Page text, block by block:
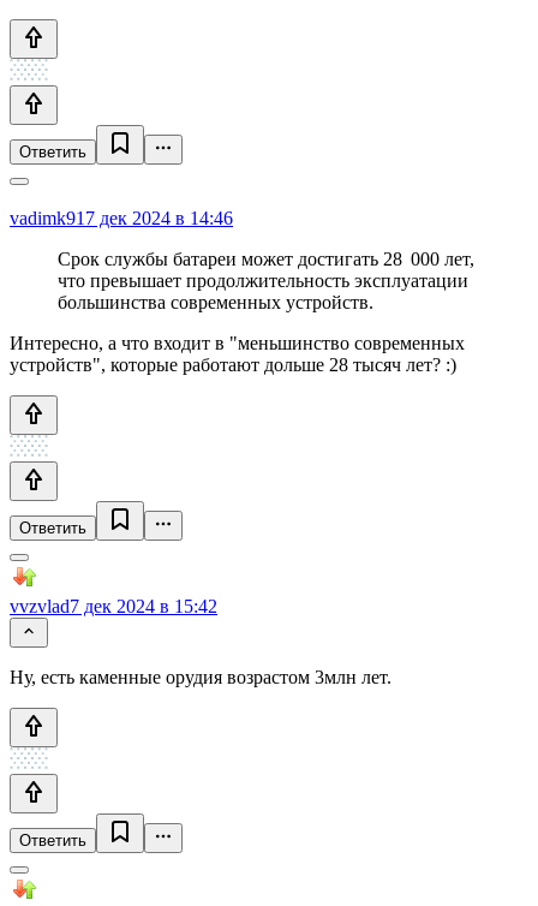
Ответить
vadimk91 7 дек 2024 в 14:46
Срок службы батареи может достигать 28 000 лет,
что превышает продолжительность эксплуатации
большинства современных устройств.
Интересно, а что входит в "меньшинство современных
устройств", которые работают дольше 28 тысяч лет? :)
Ответить
vvzvlad7 дек 2024 в 15:42
Ну, есть каменные орудия возрастом 3млн лет.
Ответить